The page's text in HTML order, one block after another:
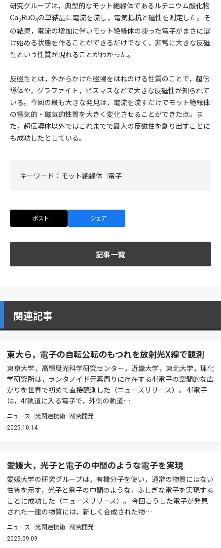
研究グループは，典型的なモット絶縁体であるルテニウム酸化物
Ca2RuO4の単結晶に電流を流し，電気抵抗と磁性を測定した。そ
の結果，電流の増加に伴いモット絶縁体の凍った電子がまさに溶
け始める状態を作ることができるだけでなく，非常に大きな反磁
性という性質が現れることがわかった。
反磁性とは，外からかけた磁場をはねのける性質のことで，超伝
導体や，グラファイト，ビスマスなどで大きな反磁性が知られて
いる。今回の最も大きな発見は，電流を流すだけでモット絶縁体
の電気的・磁気的性質を大きく変化させることができた点。ま
た，超伝導体以外ではこれまでで最大の反磁性を創り出すことに
も成功したとしている。
キーワード： モット絶縁体 電子
ポスト シェア
記事一覧
関連記事
東大ら，電子の自転公転のもつれを放射光X線で観測
東京大学，高輝度光科学研究センター，近畿大学，東北大学，理化
学研究所は，ランタノイド元素周りに存在する4f電子の空間的な広
がりを世界で初めて直接観測した（ニュースリリース）。 4f電子
は，4f軌道に入る電子で，外側の軌道…
ニュース 光関連技術 研究開発
2025.10.14
愛媛大，光子と電子の中間のような電子を実現
愛媛大学の研究グループは，有機分子を使い，通常の物質にはない
性質を示す，光子と電子の中間のような，ふしぎな電子を実現する
ことに成功した（ニュースリリース）。 今回こうした電子が発見
された一連の物質には，新しく合成された物…
ニュース 光関連技術 研究開発
2025.09.09